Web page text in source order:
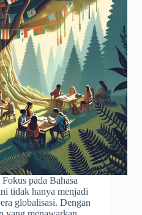
pada Bahasa
tidak hanya menjadi
globalisasi. Dengan